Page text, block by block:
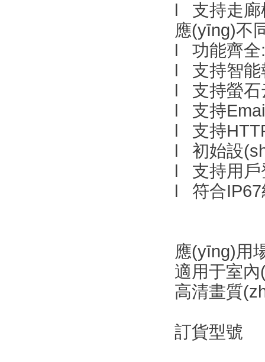
l 支持走廊
應(yīng)不
l 功能齊全
l 支持智能
l 支持螢石
l 支持
l 支持
l 初始設
l 支持用戶
l 符合IP67
應(yīng)用
適用于室
高清畫質
訂貨型號